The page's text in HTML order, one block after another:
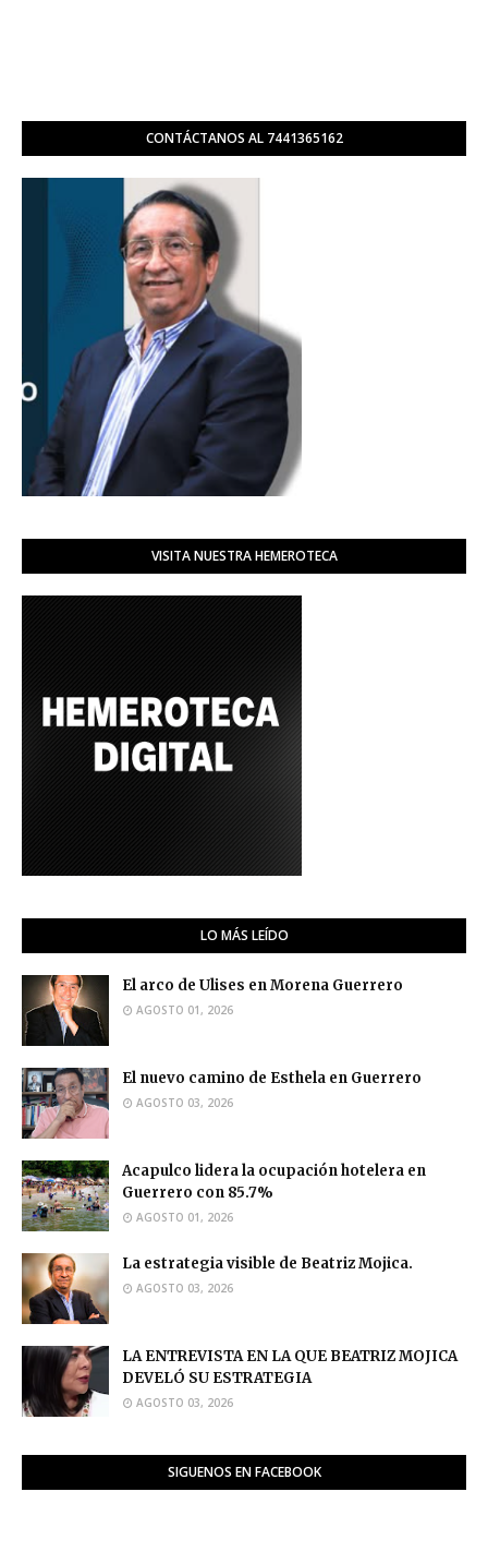
CONTÁCTANOS AL 7441365162
VISITA NUESTRA HEMEROTECA
LO MÁS LEÍDO
El arco de Ulises en Morena Guerrero
AGOSTO 01, 2026
El nuevo camino de Esthela en Guerrero
AGOSTO 03, 2026
Acapulco lidera la ocupación hotelera en
Guerrero con 85.7%
AGOSTO 01, 2026
La estrategia visible de Beatriz Mojica.
AGOSTO 03, 2026
LA ENTREVISTA EN LA QUE BEATRIZ MOJICA
DEVELÓ SU ESTRATEGIA
AGOSTO 03, 2026
SIGUENOS EN FACEBOOK